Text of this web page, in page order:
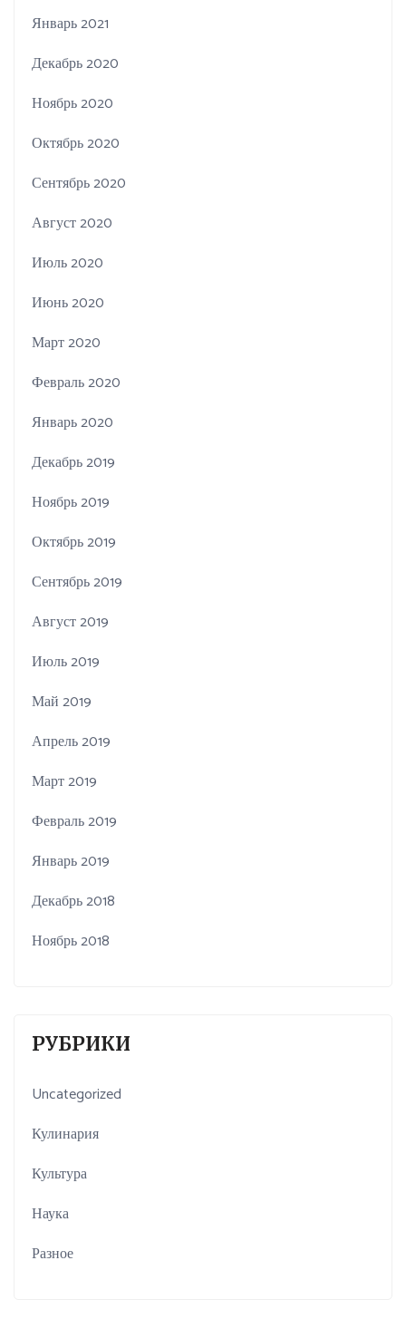
Январь 2021
Декабрь 2020
Ноябрь 2020
Октябрь 2020
Сентябрь 2020
Август 2020
Июль 2020
Июнь 2020
Март 2020
Февраль 2020
Январь 2020
Декабрь 2019
Ноябрь 2019
Октябрь 2019
Сентябрь 2019
Август 2019
Июль 2019
Май 2019
Апрель 2019
Март 2019
Февраль 2019
Январь 2019
Декабрь 2018
Ноябрь 2018
РУБРИКИ
Uncategorized
Кулинария
Культура
Наука
Разное